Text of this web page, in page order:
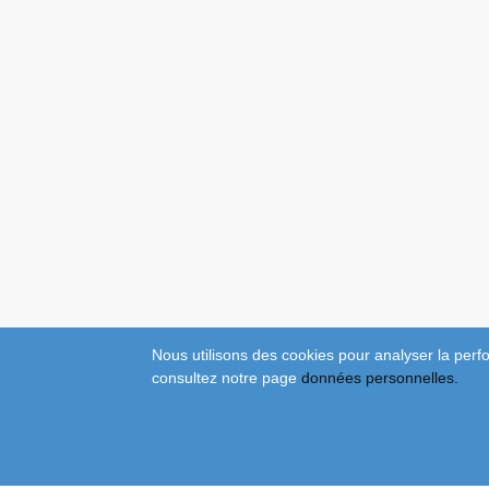
Nous utilisons des cookies pour analyser la
consultez notre pagedonnées personnelles.